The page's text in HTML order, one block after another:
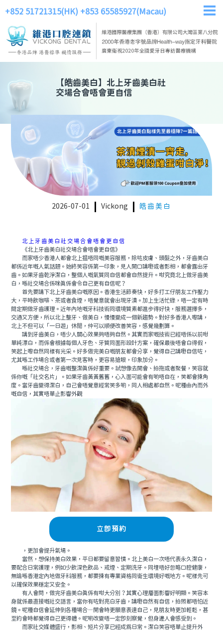
+852 51721315(HK) +853 65585927(Macau)
【皓齒美白】 北上牙齒美白社
交場合會唔會更自信
2026-07-01 Vickong 皓齒美白
北上牙齒美白社交場合會唔會更自信
《北上牙齒美白社交場合會唔會更自信》
而家唔少香港人都會北上揾唔同嘅美容服務，除咗皮膚、頭髮之外，牙齒美白
都係近年嘅人氣話題。始終笑容係第一印象，見人開口講嘢或者影相，都會露出牙
齒。如果牙齒乾淨潔白，整個人嘅氣質同自信都會自然提升。咁究竟北上做牙齒美
白，喺社交場合係咪真係會令自己更有自信呢？
首先要講下北上牙齒美白嘅原因。香港生活節奏快，好多打工仔朋友工作壓力
大，平時飲咖啡、茶或者食煙，唔覺意就會出現牙漬。加上生活忙碌，唔一定有時
間定期做牙齒護理。近年內地嘅牙科技術同環境質素都進步得好快，服務選擇多，
交通又方便，所以北上整牙、做美白，慢慢變成一個新趨勢。對好多香港人嚟講，
北上不但可以「一日遊」休閒，仲可以順便改善笑容，感覺幾劃算。
講到牙齒美白，唔少人關心效果夠唔夠自然。其實而家嘅技術已經唔係以前咁
單純漂白，而係會根據每個人牙色、牙質同面形設計方案，確保最後唔會白得假，
笑起上嚟自然同樣有光采。好多做完美白嘅朋友都會分享，覺得自己講嘢自信咗，
尤其喺工作場合或者第一次見客時，更容易搶眼，印象加分。
喺社交場合，牙齒嘅整潔真係好重要。試想像去開會、拍拖或者聚餐，笑容就
係你嘅「社交名片」。如果牙齒黃黃舊舊，心入面可能會有啲唔自在，笑都會揀角
度。當牙齒變得潔白，自己會唔覺意經常笑多啲，同人相處都自然。呢種由內而外
嘅自信，其實唔單止影響外觀
立即預約
，更加會提升氣場。
當然，想保持美白效果，平日都要留意習慣。北上美白一次唔代表永久潔白，
要配合日常護理，例如少飲深色飲品、戒煙、定期洗牙。同埋唔好忽略口腔健康，
無論喺香港定內地做牙科服務，都要揀有專業資格同衛生環境好嘅地方。呢樣先可
以確保效果穩定又安全。
有人會問，做完牙齒美白真係有咁大分別？其實心理層面影響好明顯。笑容本
身就係最直接嘅社交語言，當你有咗對亮白牙齒，講嘢自然有自信，拍照都唔怕近
鏡。呢種自信會延伸到各種場合—開會時更願意表達自己，見朋友時更加輕鬆，甚
至約會時都覺得自己更得體。呢啲改變唔一定即刻察覺，但身邊人會感受到。
而家社交媒體盛行，影相、短片分享已經成為日常。潔白笑容唔單止提升外